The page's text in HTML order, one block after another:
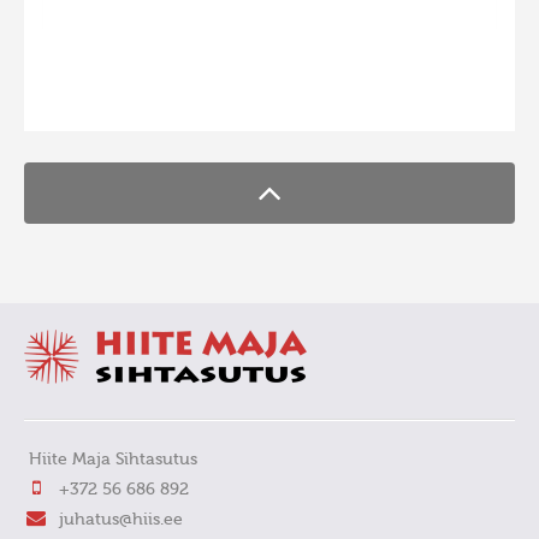
Hiite Maja Sihtasutus
+372 56 686 892
juhatus@hiis.ee